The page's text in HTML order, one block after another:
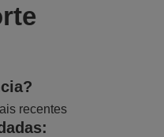
recentes